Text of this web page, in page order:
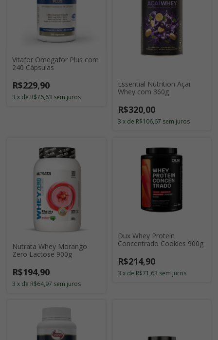
Vitafor Omegafor Plus com
240 Cápsulas
R$229,90
3 x de R$76,63 sem juros
Essential Nutrition Açai
Whey com 360g
R$320,00
3 x de R$106,67 sem juros
Nutrata Whey Morango
Zero Lactose 900g
R$194,90
3 x de R$64,97 sem juros
Dux Whey Protein
Concentrado Cookies 900g
R$214,90
3 x de R$71,63 sem juros